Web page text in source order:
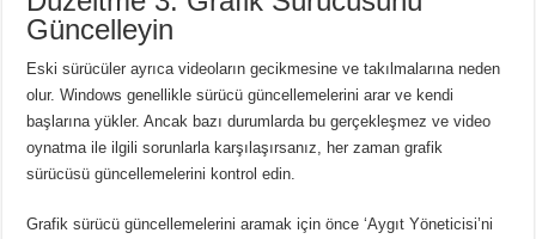
Güncelleyin
Eski sürücüler ayrıca videoların gecikmesine ve takılmalarına neden
olur. Windows genellikle sürücü güncellemelerini arar ve kendi
başlarına yükler. Ancak bazı durumlarda bu gerçekleşmez ve video
oynatma ile ilgili sorunlarla karşılaşırsanız, her zaman grafik
sürücüsü güncellemelerini kontrol edin.
Grafik sürücü güncellemelerini aramak için önce ‘Aygıt Yöneticisi’ni